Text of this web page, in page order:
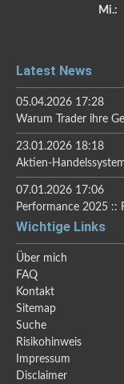
Mi.:
Latest News
05.04.2026 17:28
Warum Trader ihre
23.01.2026 18:18
Aktien-
07.01.2026 17:06
Performance 2025 ::
Wichtige Links
Über mich
FAQ
Kontakt
Sitemap
Suche
Risikohinweis
Impressum
Disclaimer